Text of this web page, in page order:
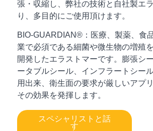
張・収縮し、弊社の技術と自社製エ
り、多目的にご使用頂けます。
BIO-GUARDIAN®：医療、製薬、食
業で必須である細菌や微生物の増殖
開発したエラストマーです。膨張シ
ータブルシール、インフラートシー
用出来、衛生面の要求が厳しいアプ
その効果を発揮します。
スペシャリストと話
す